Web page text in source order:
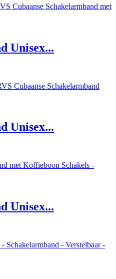
Unisex...
Unisex...
Unisex...